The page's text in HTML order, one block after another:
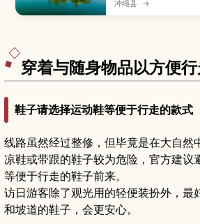
产。文章介绍以池塘与六
冲绳县 →
穿着与随身物品以方便
鞋子请选择运动鞋等便于行走的款式
线路虽然经过整修，但毕竟是在大自然
凉鞋或带跟的鞋子较为危险，官方建议
等便于行走的鞋子前来。
访日游客除了观光用的轻便装扮外，最
和坡道的鞋子，会更安心。